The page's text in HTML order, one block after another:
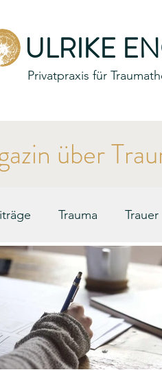
ULRIKE
Privatpraxis für
über
Trauma Trauer